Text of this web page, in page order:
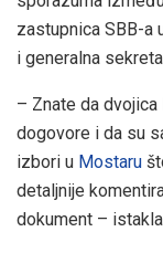
zastupnica SBB-a
i generalna
– Znate da
dogovore i da su
izbori u Mostaru
detaljnije
dokument –